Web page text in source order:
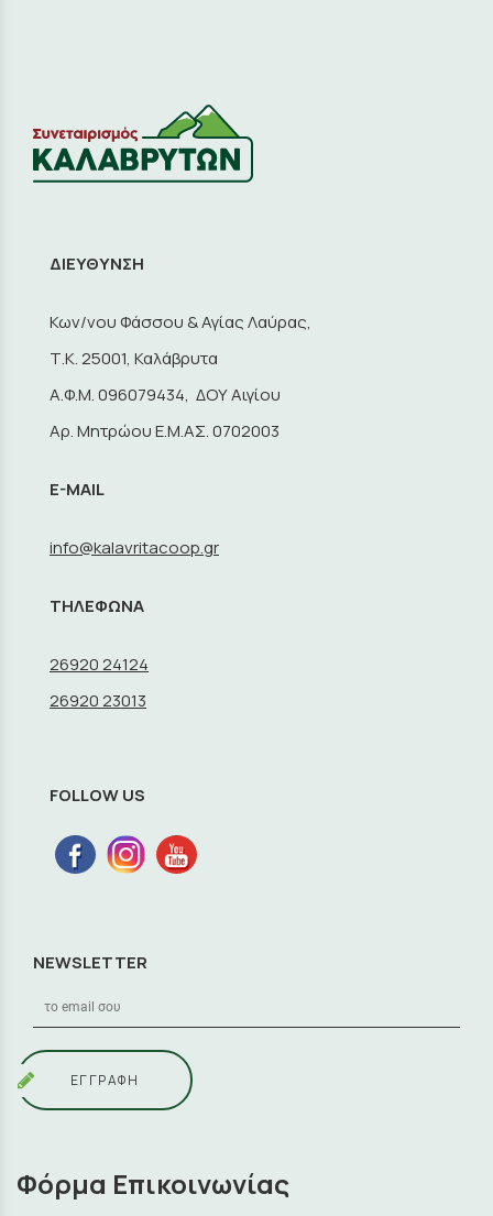
ΔΙΕΥΘΥΝΣΗ
Κων/νου Φάσσου & Αγίας Λαύρας,
Τ.Κ. 25001, Καλάβρυτα
A.Φ.Μ. 096079434, ΔΟΥ Αιγίου
Αρ. Μητρώου Ε.Μ.ΑΣ. 0702003
E-MAIL
info@kalavritacoop.gr
ΤΗΛΕΦΩΝΑ
26920 24124
26920 23013
FOLLOW US
NEWSLETTER
ΕΓΓΡΑΦΗ
Φόρμα Επικοινωνίας